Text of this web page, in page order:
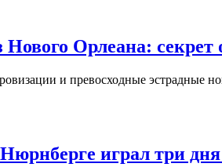
Орлеана:
и превосходные эстрадные
играл три